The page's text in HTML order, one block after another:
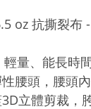
oz 抗撕裂布
量、能長時
腰頭，腰頭
立體剪裁，